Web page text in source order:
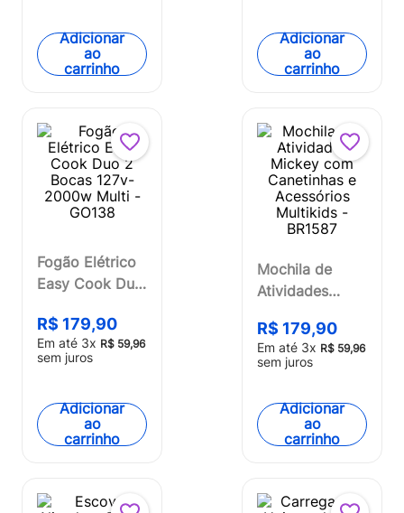
BR1588
Adicionar
ao
carrinho
Adicionar
ao
carrinho
Fogão Elétrico
Easy Cook Duo
2000w Multi -
GO138
R$ 179,90
Em até 3x R$ 59,96
sem juros
Adicionar
ao
carrinho
Mochila de
Atividades
Canetinhas e
Acessórios
BR1587
R$ 179,90
Em até 3x R$ 59,96
sem juros
Adicionar
ao
carrinho